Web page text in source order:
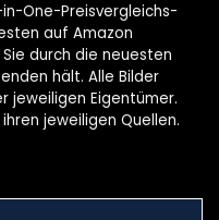
One-Preisvergleichs-
auf Amazon
durch die neuesten
hält. Alle Bilder
jeweiligen Eigentümer.
jeweiligen Quellen.